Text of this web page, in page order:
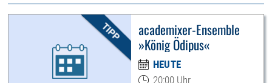
academixer-Ensemble
»König Ödipus«
HEUTE
20:00 Uhr